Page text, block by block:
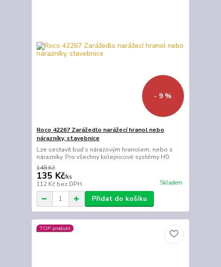
- 9 %
Roco 42267 Zarážedlo narážecí hranol nebo
nárazníky, stavebnice
Lze sestavit buď s nárazovým hranolem, nebo s
nárazníky. Pro všechny kolejnicové systémy H0.
148 Kč
135 Kč/ks
112 Kč bez DPH Skladem
Přidat do košíku
TOP produkt